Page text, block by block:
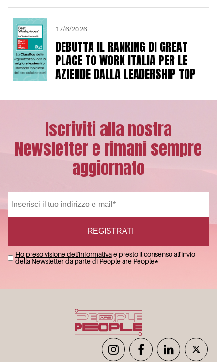
17/6/2026
DEBUTTA IL RANKING DI GREAT
PLACE TO WORK ITALIA PER LE
AZIENDE DALLA LEADERSHIP TOP
Iscriviti alla nostra
Newsletter e rimani sempre
aggiornato
Ho preso visione dell'informativae presto il consenso all'invio
della Newsletter da parte di People are People*